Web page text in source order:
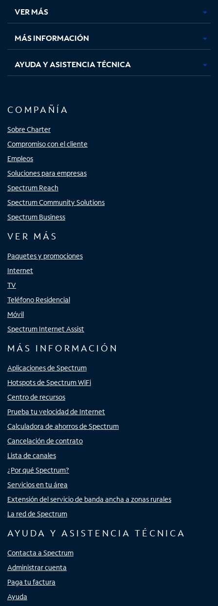
pestaña
nueva
pestaña
nueva
pestaña
nuevanueva
VER MÁS
MÁS INFORMACIÓN
AYUDA Y ASISTENCIA TÉCNICA
COMPAÑÍA
Sobre Charter
Compromiso con el cliente
Empleos
Soluciones para empresas
Spectrum Reach
Spectrum Community Solutions
Spectrum Business
VER MÁS
Paquetes y promociones
Internet
TV
Teléfono Residencial
Móvil
Spectrum Internet Assist
MÁS INFORMACIÓN
Aplicaciones de Spectrum
Hotspots de Spectrum WiFi
Centro de recursos
Prueba tu velocidad de Internet
Calculadora de ahorros de Spectrum
Cancelación de contrato
Lista de canales
¿Por qué Spectrum?
Servicios en tu área
Extensión del servicio de banda ancha a zonas rurales
La red de Spectrum
AYUDA Y ASISTENCIA TÉCNICA
Contacta a Spectrum
Administrar cuenta
Paga tu factura
Ayuda